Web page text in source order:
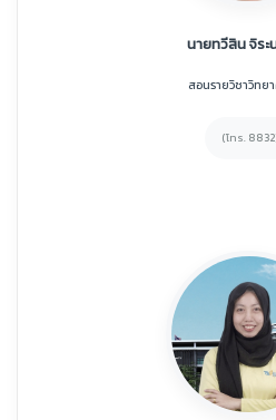
นายทวีสิน จิระ
สอนรายวิชาวิทย
(โทร.